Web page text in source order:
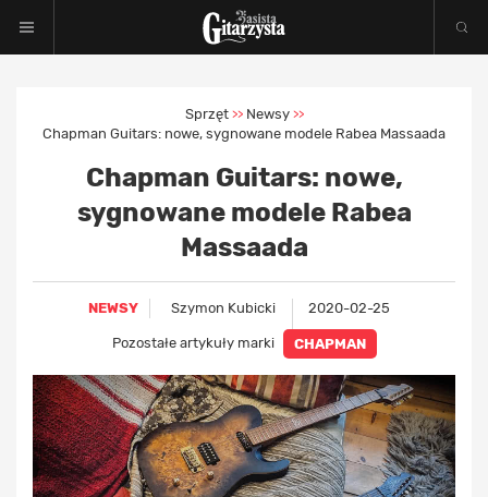
Sprzęt >> Newsy >>
Chapman Guitars: nowe, sygnowane modele Rabea Massaada
Chapman Guitars: nowe,
sygnowane modele Rabea
Massaada
NEWSY Szymon Kubicki 2020-02-25
Pozostałe artykuły marki CHAPMAN